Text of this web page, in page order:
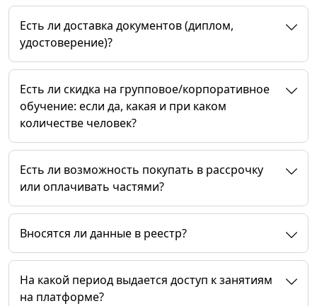
Есть ли доставка документов (диплом,
удостоверение)?
Есть ли скидка на групповое/корпоративное
обучение: если да, какая и при каком
количестве человек?
Есть ли возможность покупать в рассрочку
или оплачивать частями?
Вносятся ли данные в реестр?
На какой период выдается доступ к занятиям
на платформе?